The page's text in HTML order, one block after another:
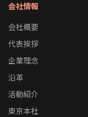
会社情報
会社概要
代表挨拶
企業理念
沿革
活動紹介
東京本社